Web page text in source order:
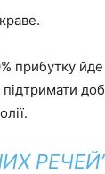
йде